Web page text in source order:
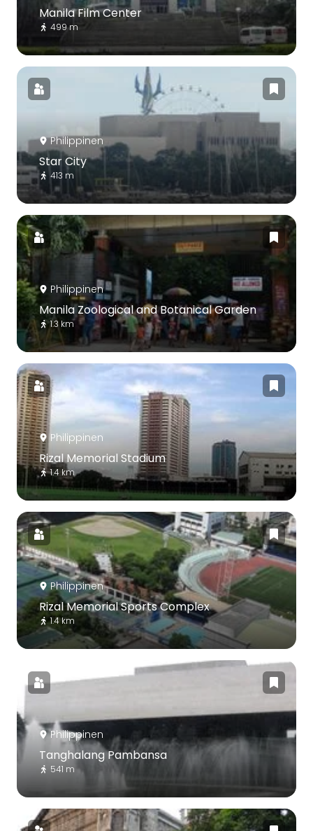
Manila Film Center
499 m
Philippinen
Star City
413 m
Philippinen
Manila Zoological and Botanical Garden
1.3 km
Philippinen
Rizal Memorial Stadium
1.4 km
Philippinen
Rizal Memorial Sports Complex
1.4 km
Philippinen
Tanghalang Pambansa
541 m